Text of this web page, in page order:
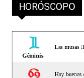
HORÓSCOPO